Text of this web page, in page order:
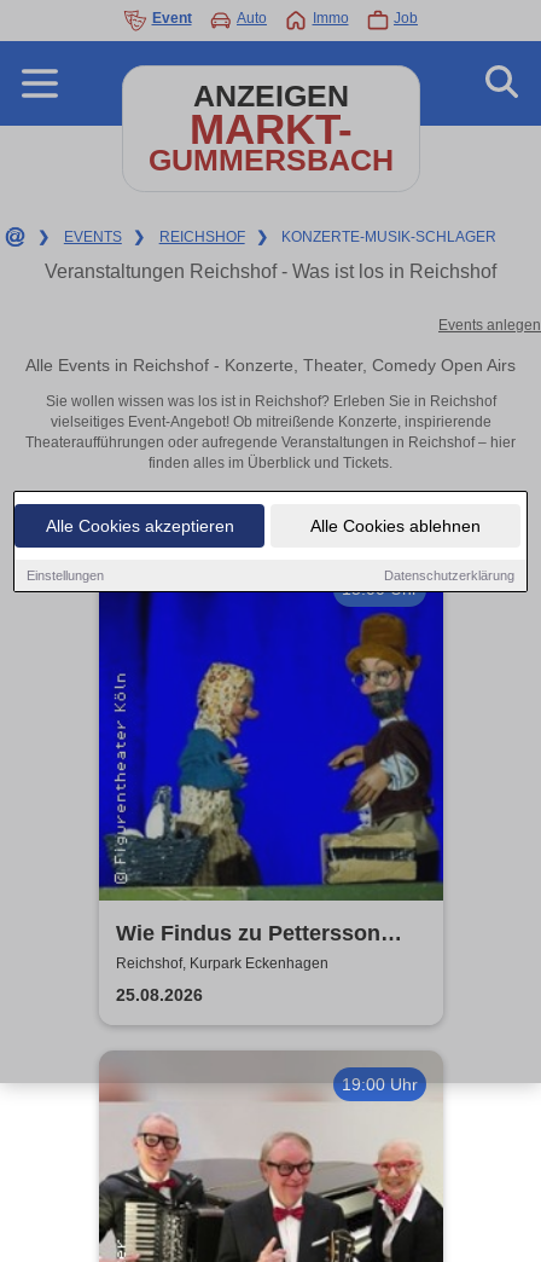
Alle Cookies akzeptieren Alle Cookies ablehnen
Einstellungen Datenschutzerklärung
Event Auto Immo Job
ANZEIGEN
MARKT-
GUMMERSBACH
❯ EVENTS ❯ REICHSHOF ❯ KONZERTE-MUSIK-SCHLAGER
Veranstaltungen Reichshof - Was ist los in Reichshof
Events anlegen
Alle Events in Reichshof - Konzerte, Theater, Comedy Open Airs
Sie wollen wissen was los ist in Reichshof? Erleben Sie in Reichshof
vielseitiges Event-Angebot! Ob mitreißende Konzerte, inspirierende
Theateraufführungen oder aufregende Veranstaltungen in Reichshof – hier
finden alles im Überblick und Tickets.
15:00 Uhr
Wie Findus zu Pettersson
kam - Open Air
Figurentheater
Reichshof, Kurpark Eckenhagen
25.08.2026
19:00 Uhr